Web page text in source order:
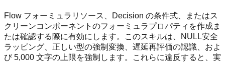
Flow フォーミュラリソース、Decision の条件式、またはス
クリーンコンポーネントのフォーミュラプロパティを作成ま
たは確認する際に有効にします。このスキルは、NULL安全
ラッピング、正しい型の強制変換、遅延再評価の認識、およ
び 5,000 文字の上限を強制します。これらに違反すると、実